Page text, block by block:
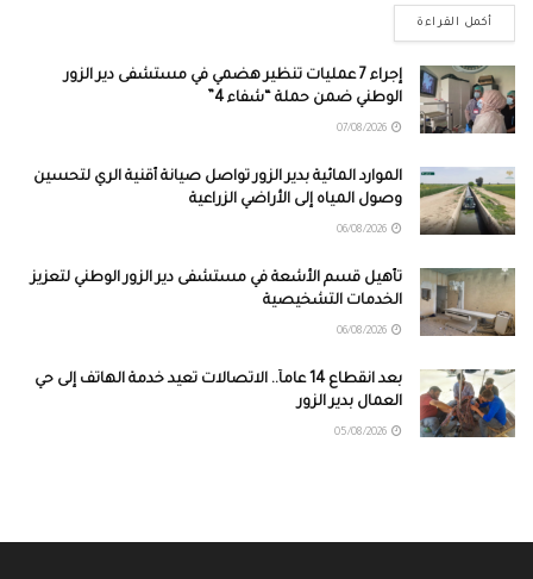
أكمل القراءة
إجراء 7 عمليات تنظير هضمي في مستشفى دير الزور
الوطني ضمن حملة “شفاء 4”
الموارد المائية بدير الزور تواصل صيانة أقنية الري لتحسين
وصول المياه إلى الأراضي الزراعية
تأهيل قسم الأشعة في مستشفى دير الزور الوطني لتعزيز
الخدمات التشخيصية
بعد انقطاع 14 عاماً.. الاتصالات تعيد خدمة الهاتف إلى حي
العمال بدير الزور